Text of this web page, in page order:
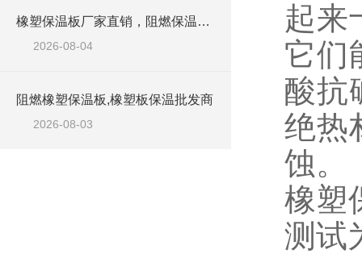
橡塑保温板厂家直销，阻燃保温橡塑板材
2026-08-04
阻燃橡塑保温板,橡塑板保温批发商
2026-08-03
起来
它们
酸抗
绝热
蚀。
橡塑
测试